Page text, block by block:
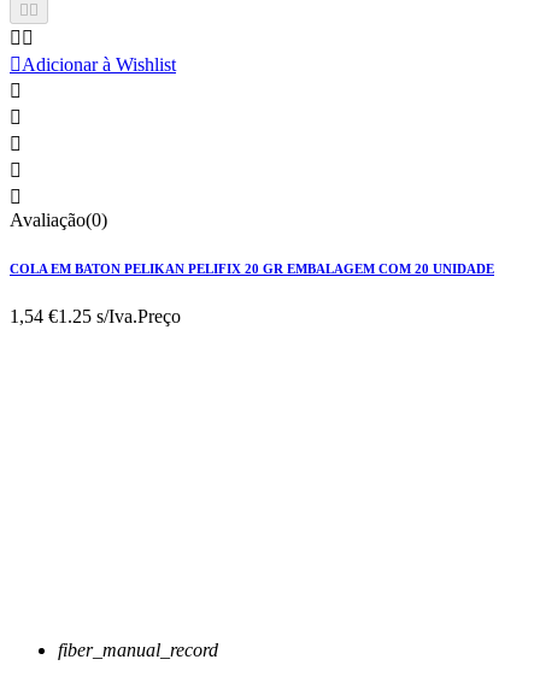
 
 
Adicionar à Wishlist





Avaliação(0)
COLA EM BATON PELIKAN PELIFIX 20 GR EMBALAGEM COM 20 UNIDADE
1,54 €1.25 s/Iva.Preço
fiber_manual_record